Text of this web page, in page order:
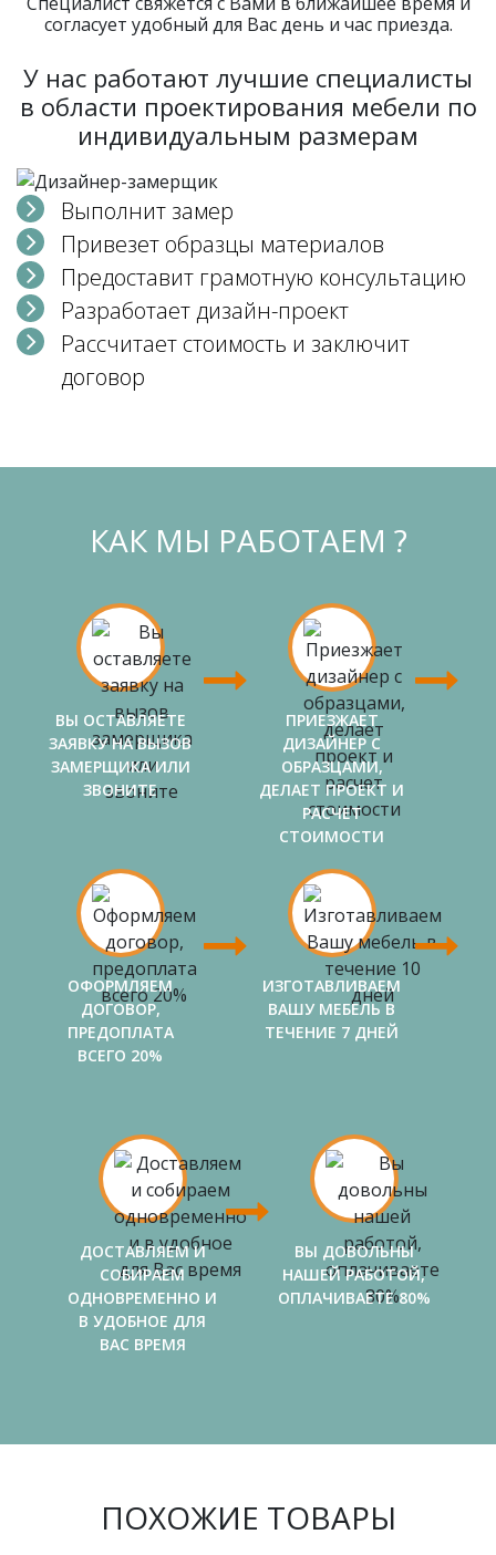
согласует удобный для Вас день и час приезда.
У нас работают лучшие специалисты
в области проектирования мебели по
индивидуальным размерам
Выполнит замер
Привезет образцы материалов
Предоставит грамотную консультацию
Разработает дизайн-проект
Рассчитает стоимость и заключит
договор
КАК МЫ РАБОТАЕМ ?
ВЫ ОСТАВЛЯЕТЕ
ЗАЯВКУ НА ВЫЗОВ
ЗАМЕРЩИКА ИЛИ
ЗВОНИТЕ
ПРИЕЗЖАЕТ
ДИЗАЙНЕР С
ОБРАЗЦАМИ,
ДЕЛАЕТ ПРОЕКТ И
РАСЧЕТ
СТОИМОСТИ
ОФОРМЛЯЕМ
ДОГОВОР,
ПРЕДОПЛАТА
ВСЕГО 20%
ИЗГОТАВЛИВАЕМ
ВАШУ МЕБЕЛЬ В
ТЕЧЕНИЕ 7 ДНЕЙ
ДОСТАВЛЯЕМ И
СОБИРАЕМ
ОДНОВРЕМЕННО И
В УДОБНОЕ ДЛЯ
ВАС ВРЕМЯ
ВЫ ДОВОЛЬНЫ
НАШЕЙ РАБОТОЙ,
ОПЛАЧИВАЕТЕ 80%
ПОХОЖИЕ ТОВАРЫ